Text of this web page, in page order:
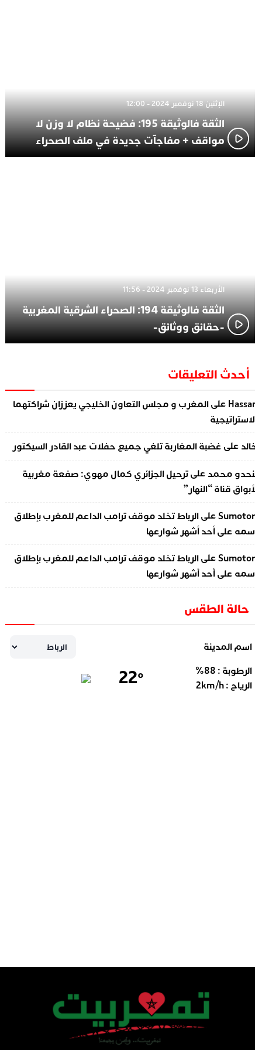
الإثنين 18 نوفمبر 2024 - 12:00
الثقة فالوثيقة 195: فضيحة نظام لا وزن لا
مواقف + مفاجآت جديدة في ملف الصحراء
الأربعاء 13 نوفمبر 2024 - 11:56
الثقة فالوثيقة 194: الصحراء الشرقية المغربية
-حقائق ووثائق-
أحدث التعليقات
علىالمغرب و مجلس التعاون الخليجي يعززان شراكتهما
علىغضبة المغاربة تلغي جميع حفلات عبد القادر السيكتور
محمدعلىترحيل الجزائري كمال مهوي: صفعة مغربية
قناة “النهار”
علىالرباط تخلد موقف ترامب الداعم للمغرب بإطلاق
على أحد أشهر شوارعها
علىالرباط تخلد موقف ترامب الداعم للمغرب بإطلاق
على أحد أشهر شوارعها
حالة الطقس
اسم المدينة
الرطوبة : 88
%
الرياح :
2km/h
22